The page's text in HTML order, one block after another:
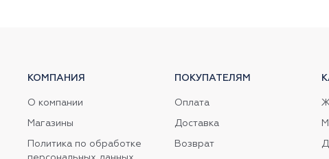
КОМПАНИЯ
О компании
Магазины
Политика по обработке
ПОКУПАТЕЛЯМ
Оплата
Доставка
Возврат